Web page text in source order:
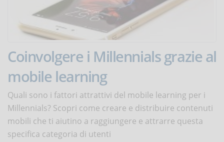
Coinvolgere i Millennials grazie al
mobile learning
Quali sono i fattori attrattivi del mobile learning per i
Millennials? Scopri come creare e distribuire contenuti
mobili che ti aiutino a raggiungere e attrarre questa
specifica categoria di utenti